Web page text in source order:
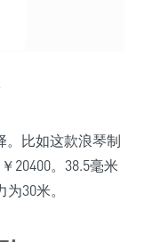
。比如这款浪琴制
20400。38.5毫米
30米。